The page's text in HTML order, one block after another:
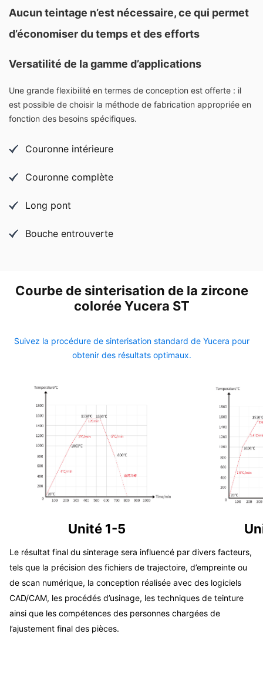
Aucun teintage n’est nécessaire, ce qui permet
d’économiser du temps et des efforts
Versatilité de la gamme d’applications
Une grande flexibilité en termes de conception est offerte : il
est possible de choisir la méthode de fabrication appropriée en
fonction des besoins spécifiques.
Couronne intérieure
Couronne complète
Long pont
Bouche entrouverte
Courbe de sinterisation de la zircone
colorée Yucera ST
Suivez la procédure de sinterisation standard de Yucera pour
obtenir des résultats optimaux.
Unité 1-5
Le résultat final du sinterage sera influencé par divers facteurs,
tels que la précision des fichiers de trajectoire, d’empreinte ou
de scan numérique, la conception réalisée avec des logiciels
CAD/CAM, les procédés d’usinage, les techniques de teinture
ainsi que les compétences des personnes chargées de
l’ajustement final des pièces.